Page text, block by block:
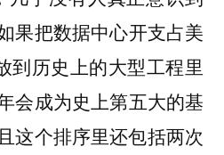
果把数据中心开支占美
到历史上的大型工程里
会成为史上第五大的基
个排序里还包括两次